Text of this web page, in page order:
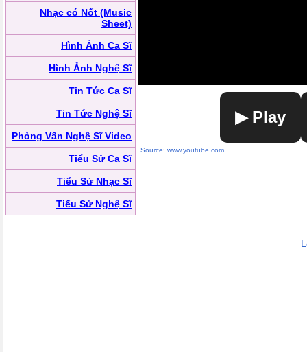
Nhạc có Nốt (Music
Sheet)
Hình Ảnh Ca Sĩ
Hình Ảnh Nghệ Sĩ
Tin Tức Ca Sĩ
Tin Tức Nghệ Sĩ
Phỏng Vấn Nghệ Sĩ Video
Tiểu Sử Ca Sĩ
Tiểu Sử Nhạc Sĩ
Tiểu Sử Nghệ Sĩ
▶ Play
Source: www.youtube.com